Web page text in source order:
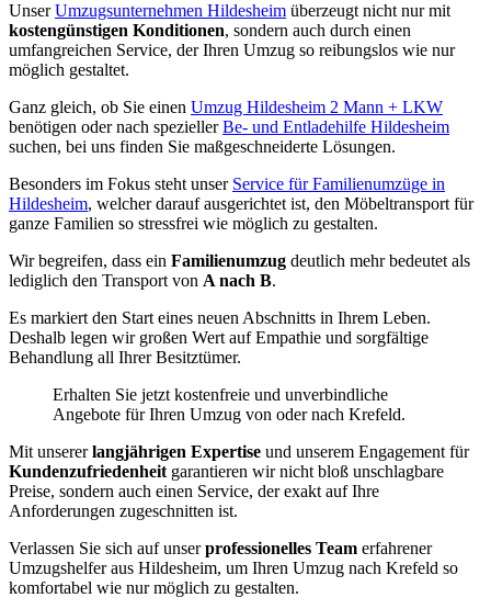
UnserUmzugsunternehmen Hildesheim überzeugt nicht nur mit
kostengünstigen Konditionen, sondern auch durch einen
umfangreichen Service, der Ihren Umzug so reibungslos wie nur
möglich gestaltet.
Ganz gleich, ob Sie einen Umzug Hildesheim 2 Mann + LKW
benötigen oder nach speziellerBe- und Entladehilfe Hildesheim
suchen, bei uns finden Sie maßgeschneiderte Lösungen.
Besonders im Fokus steht unser Service für Familienumzüge in
Hildesheim, welcher darauf ausgerichtet ist, den Möbeltransport für
ganze Familien so stressfrei wie möglich zu gestalten.
Wir begreifen, dass ein Familienumzug deutlich mehr bedeutet als
lediglich den Transport von A nach B.
Es markiert den Start eines neuen Abschnitts in Ihrem Leben.
Deshalb legen wir großen Wert auf Empathie und sorgfältige
Behandlung all Ihrer Besitztümer.
Erhalten Sie jetzt kostenfreie und unverbindliche
Angebote für Ihren Umzug von oder nach Krefeld.
Mit unsererlangjährigen Expertise und unserem Engagement für
Kundenzufriedenheit garantieren wir nicht bloß unschlagbare
Preise, sondern auch einen Service, der exakt auf Ihre
Anforderungen zugeschnitten ist.
Verlassen Sie sich auf unserprofessionelles Team erfahrener
Umzugshelfer aus Hildesheim, um Ihren Umzug nach Krefeld so
komfortabel wie nur möglich zu gestalten.